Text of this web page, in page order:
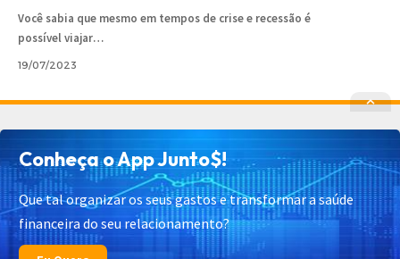
Você sabia que mesmo em tempos de crise e recessão é
possível viajar…
19/07/2023
Termos de Uso Contato Cadastrar Quem Somos
© 2025 Junto$ App – Todos os Direitos Reservados.
Conheça o App Junto$!
Que tal organizar os seus gastos e transformar a saúde
financeira do seu relacionamento?